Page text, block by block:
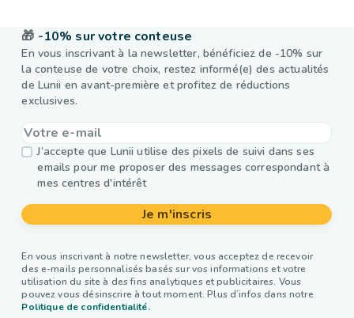
🎁 -10% sur votre conteuse
En vous inscrivant à la newsletter, bénéficiez de -10% sur
la conteuse de votre choix, restez informé(e) des actualités
de Lunii en avant-première et profitez de réductions
exclusives.
J’accepte que Lunii utilise des pixels de suivi dans ses
emails pour me proposer des messages correspondant à
mes centres d'intérêt
Je m'inscris
En vous inscrivant à notre newsletter, vous acceptez de recevoir
des e-mails personnalisés basés sur vos informations et votre
utilisation du site à des fins analytiques et publicitaires. Vous
pouvez vous désinscrire à tout moment. Plus d’infos dans notre
Politique de confidentialité.